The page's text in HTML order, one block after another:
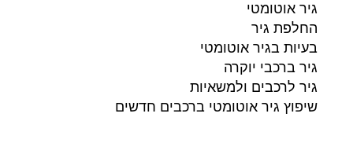
גיר אוטומטי
החלפת גיר
בעיות בגיר אוטומטי
גיר ברכבי יוקרה
גיר לרכבים ולמשאיות
שיפוץ גיר אוטומטי ברכבים חדשים